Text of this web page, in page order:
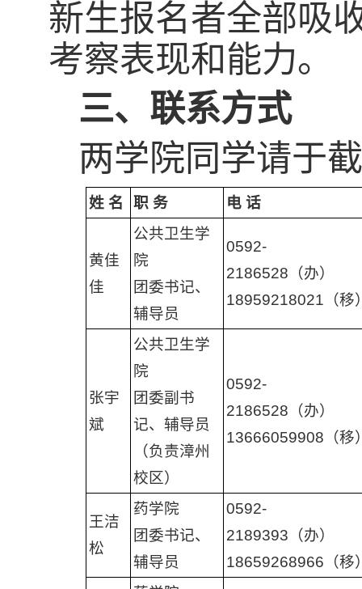
新生报名者全部吸
考察表现和能力。
三、联系方式
两学院同学请于
姓 名 职 务 电 话
黄佳
佳
公共卫生学
院
团委书记、
辅导员
0592-
2186528（办）
18959218021（移
张宇
斌
公共卫生学
院
团委副书
记、辅导员
（负责漳州
校区）
0592-
2186528（办）
13666059908（移
王洁
松
药学院
团委书记、
辅导员
0592-
2189393（办）
18659268966（移